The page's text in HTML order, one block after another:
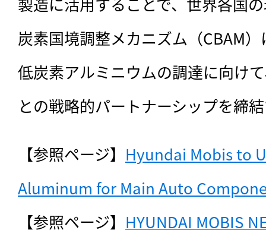
炭素国境調整メカニズム（CBAM
低炭素アルミニウムの調達に向け
との戦略的パートナーシップを締
【参照ページ】 Hyundai Mobis to
Aluminum for Main Auto
【参照ページ】 HYUNDAI MOBIS